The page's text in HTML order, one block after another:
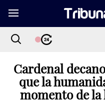
Cardenal
que la
momento de